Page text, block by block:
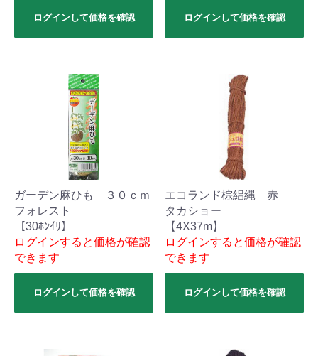
ログインして価格を確認 ログインして価格を確認
ガーデン麻ひも ３０ｃｍ
フォレスト
【30ﾎﾝｲﾘ】
ログインすると価格が確認
できます
ログインして価格を確認
エコランド棕絽縄 赤
タカショー
【4X37m】
ログインすると価格が確認
できます
ログインして価格を確認